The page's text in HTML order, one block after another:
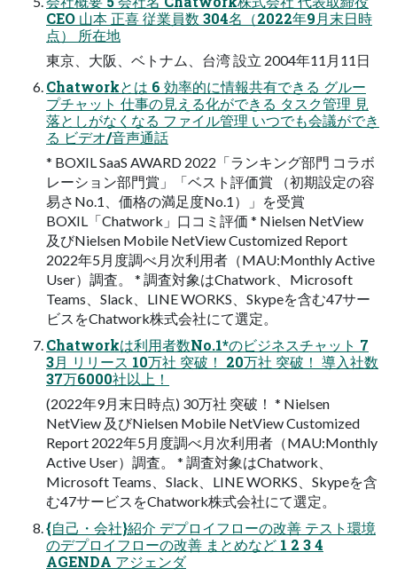
CEO 山本 正喜 従業員数 304名（2022年9月末日時
点） 所在地
東京、大阪、ベトナム、台湾 設立 2004年11月11日
Chatworkとは 6 効率的に情報共有できる グルー
プチャット 仕事の見える化ができる タスク管理 見
落としがなくなる ファイル管理 いつでも会議ができ
る ビデオ/音声通話
* BOXIL SaaS AWARD 2022「ランキング部門 コラボ
レーション部門賞」「ベスト評価賞 （初期設定の容
易さNo.1、価格の満足度No.1）」を受賞
BOXIL「Chatwork」口コミ評価 * Nielsen NetView
及びNielsen Mobile NetView Customized Report
2022年5月度調べ月次利用者（MAU:Monthly Active
User）調査。 * 調査対象はChatwork、Microsoft
Teams、Slack、LINE WORKS、Skypeを含む47サー
ビスをChatwork株式会社にて選定。
Chatworkは利用者数No.1*のビジネスチャット 7
3月 リリース 10万社 突破！ 20万社 突破！ 導入社数
37万6000社以上！
(2022年9月末日時点) 30万社 突破！ * Nielsen
NetView 及びNielsen Mobile NetView Customized
Report 2022年5月度調べ月次利用者（MAU:Monthly
Active User）調査。 * 調査対象はChatwork、
Microsoft Teams、Slack、LINE WORKS、Skypeを含
む47サービスをChatwork株式会社にて選定。
{自己・会社}紹介 デプロイフローの改善 テスト環境
のデプロイフローの改善 まとめなど 1 2 3 4
AGENDA アジェンダ